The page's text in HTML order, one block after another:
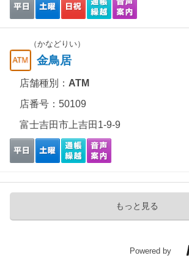
（かなどりい）
金鳥居
店舗種別： ATM
店番号：50109
富士吉田市上吉田1-9-9
もっと見る
Powered by